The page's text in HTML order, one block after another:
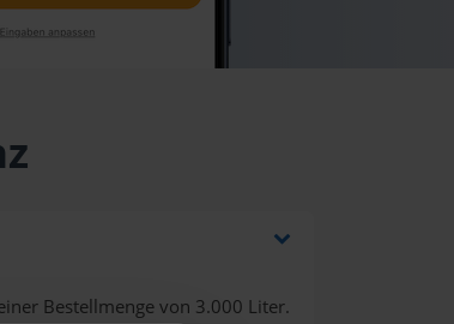
Bestellmenge von 3.000 Liter.